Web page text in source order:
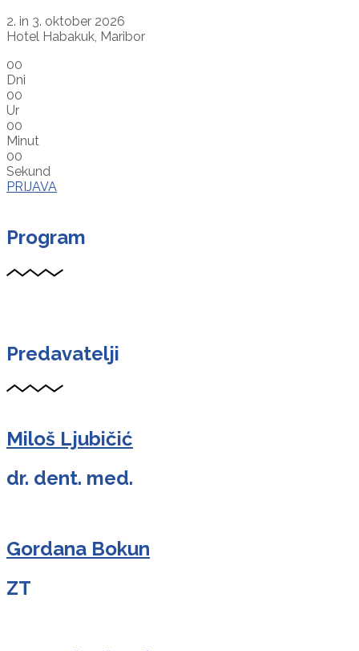
2. in 3. oktober 2026
Hotel Habakuk, Maribor
00
Dni
00
Ur
00
Minut
00
Sekund
PRIJAVA
Program
Predavatelji
Miloš Ljubičić
dr. dent. med.
Gordana Bokun
ZT